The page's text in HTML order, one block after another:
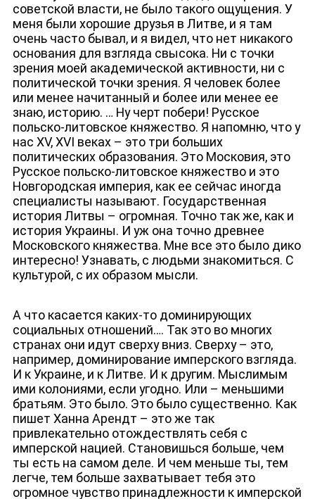
советской власти, не было такого ощущения. У
меня были хорошие друзья в Литве, и я там
очень часто бывал, и я видел, что нет никакого
основания для взгляда свысока. Ни с точки
зрения моей академической активности, ни с
политической точки зрения. Я человек более
или менее начитанный и более или менее ее
знаю, историю. … Ну черт побери! Русское
польско-литовское княжество. Я напомню, что у
нас XV, XVI веках – это три больших
политических образования. Это Московия, это
Русское польско-литовское княжество и это
Новгородская империя, как ее сейчас иногда
специалисты называют. Государственная
история Литвы – огромная. Точно так же, как и
история Украины. И уж она точно древнее
Московского княжества. Мне все это было дико
интересно! Узнавать, с людьми знакомиться. С
культурой, с их образом мысли.
А что касается каких-то доминирующих
социальных отношений…. Так это во многих
странах они идут сверху вниз. Сверху – это,
например, доминирование имперского взгляда.
И к Украине, и к Литве. И к другим. Мыслимым
ими колониями, если угодно. Или – меньшими
братьям. Это было. Это было существенно. Как
пишет Ханна Арендт – это же так
привлекательно отождествлять себя с
имперской нацией. Становишься больше, чем
ты есть на самом деле. И чем меньше ты, тем
легче, тем больше захватывает тебя это
огромное чувство принадлежности к имперской